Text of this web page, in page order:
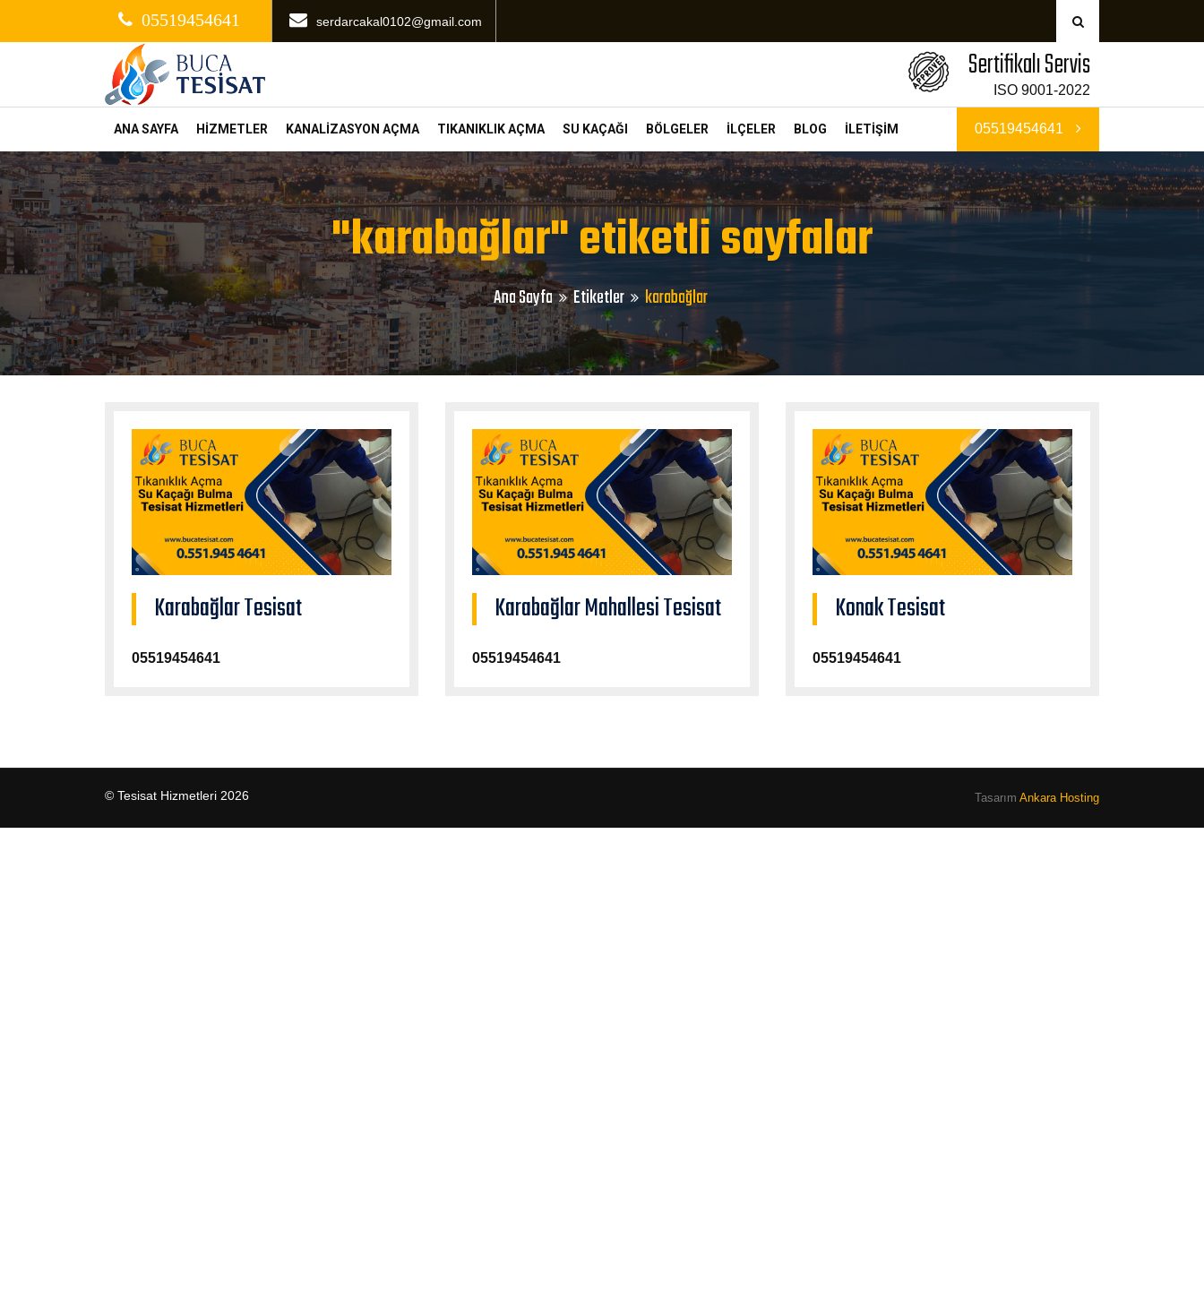
05519454641 serdarcakal0102@gmail.com
Sertifikalı Servis
ISO 9001-2022
ANA SAYFA HİZMETLER KANALİZASYON AÇMA TIKANIKLIK AÇMA SU KAÇAĞI BÖLGELER İLÇELER BLOG İLETİŞİM 05519454641
"karabağlar" etiketli sayfalar
Ana Sayfa Etiketler karabağlar
Karabağlar Tesisat
05519454641
Karabağlar Mahallesi Tesisat
05519454641
Konak Tesisat
05519454641
© Tesisat Hizmetleri 2026 Tasarım Ankara Hosting